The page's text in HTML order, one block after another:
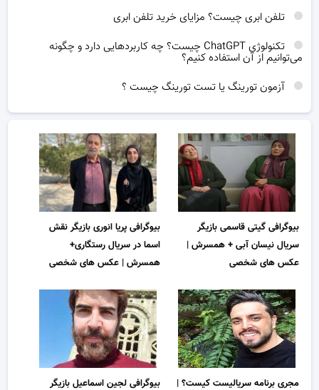
تلفن ابری چیست؟ مزایای خرید تلفن ابری
تکنولوژی ChatGPT چیست؟ چه کاربردهایی دارد و چگونه
می‌توانیم از آن استفاده کنیم؟
آزمون تورینگ یا تست تورینگ چیست ؟
بیوگرافی گیتی قاسمی بازیگر
سریال نیسان آبی + همسرش |
عکس های شخصی
بیوگرافی پریا انوری بازیگر نقش
اسما در سریال رستگاری+
همسرش | عکس های شخصی
مجری برنامه سریالیست کیست؟ |
بیوگرافی لجین اسماعیل بازیگر